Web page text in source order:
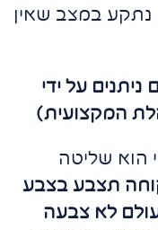
במצב שאין
על ידי
המקצועית)
הוא שליטה
תצבע בצבע
לא צבעה